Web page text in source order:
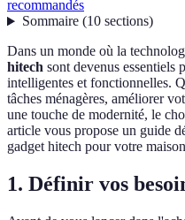
recommandés
Sommaire(10 sections)
Dans un monde où la
hitech sont devenus essentiels
intelligentes et fonctionnelles.
tâches ménagères, améliorer
une touche de modernité, le
article vous propose un guide
gadget hitech pour votre
1. Définir vos